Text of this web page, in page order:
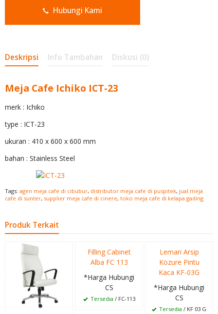
Hubungi Kami
Deskripsi Info Tambahan Diskusi (0)
Meja Cafe Ichiko ICT-23
merk : Ichiko
type : ICT-23
ukuran : 410 x 600 x 600 mm
bahan : Stainless Steel
Tags: agen meja cafe di cibubur, distributor meja cafe di puspitek, jual meja
cafe di sunter, supplier meja cafe di cinere, toko meja cafe di kelapa gading
Produk Terkait
Filling Cabinet
Alba FC 113
*Harga Hubungi
CS
Tersedia / FC-113
Lemari Arsip
Kozure Pintu
Kaca KF-03G
*Harga Hubungi
CS
Tersedia / KF 03 G